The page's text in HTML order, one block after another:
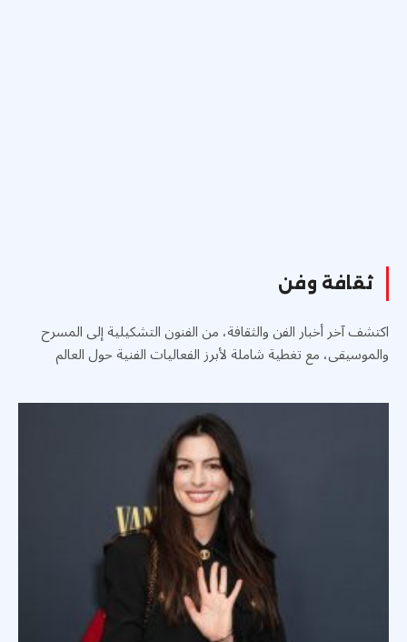
ثقافة وفن
اكتشف آخر أخبار الفن والثقافة، من الفنون التشكيلية إلى المسرح
والموسيقى، مع تغطية شاملة لأبرز الفعاليات الفنية حول العالم